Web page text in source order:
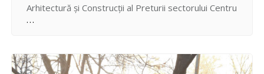
Arhitectură și Construcții al Preturii sectorului Centru
la data de 01 martie 2019, lucrătorii Întreprinderii
executat lucrările de demontare forțată a garajului
metalic din str-la Melestiu, nr. 2 intersecție cu…